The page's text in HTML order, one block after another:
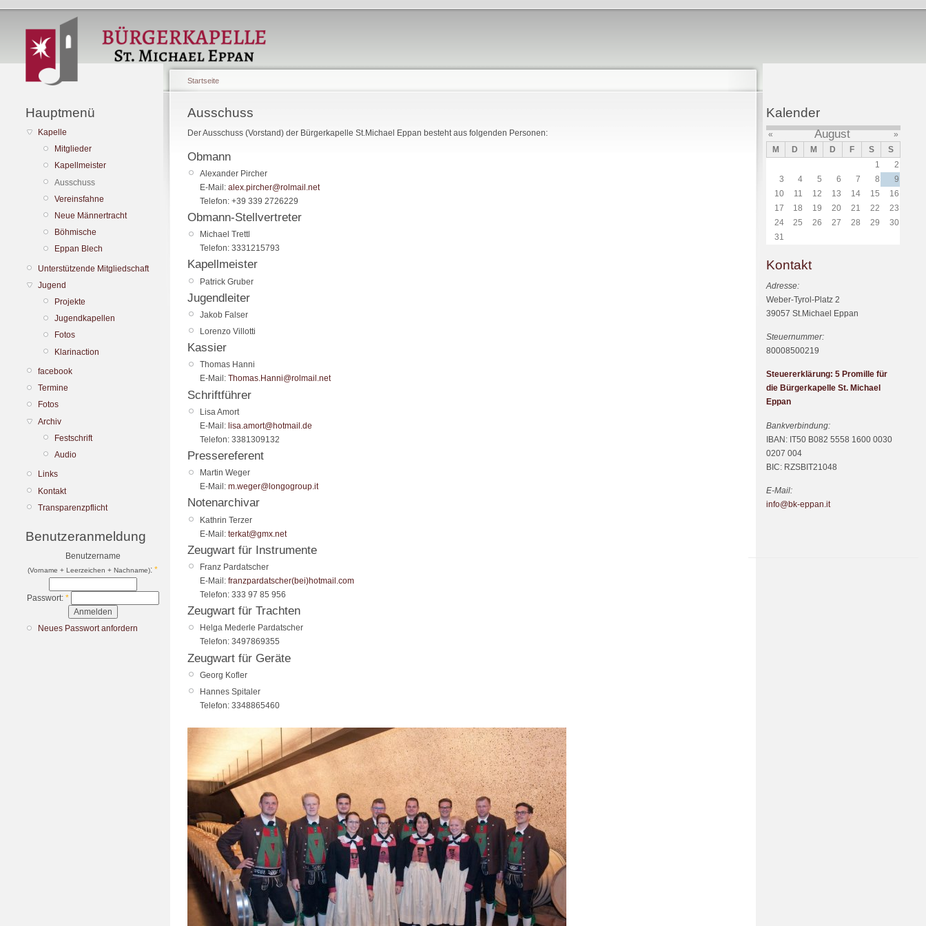
Hauptmenü
Kapelle
Mitglieder
Kapellmeister
Ausschuss
Vereinsfahne
Neue Männertracht
Böhmische
Eppan Blech
Unterstützende Mitgliedschaft
Jugend
Projekte
Jugendkapellen
Fotos
Klarinaction
facebook
Termine
Fotos
Archiv
Festschrift
Audio
Links
Kontakt
Transparenzpflicht
Benutzeranmeldung
Benutzername
(Vorname + Leerzeichen + Nachname): *
Passwort: *
Neues Passwort anfordern
Startseite
Ausschuss
Der Ausschuss (Vorstand) der Bürgerkapelle St.Michael Eppan besteht aus folgenden Personen:
Obmann
Alexander Pircher
E-Mail: alex.pircher@rolmail.net
Telefon: +39 339 2726229
Obmann-Stellvertreter
Michael Trettl
Telefon: 3331215793
Kapellmeister
Patrick Gruber
Jugendleiter
Jakob Falser
Lorenzo Villotti
Kassier
Thomas Hanni
E-Mail: Thomas.Hanni@rolmail.net
Schriftführer
LisaAmort
E-Mail: lisa.amort@hotmail.de
Telefon: 3381309132
Pressereferent
Martin Weger
E-Mail: m.weger@longogroup.it
Notenarchivar
Kathrin Terzer
E-Mail: terkat@gmx.net
Zeugwart für Instrumente
Franz Pardatscher
E-Mail: franzpardatscher(bei)hotmail.com
Telefon: 333 97 85 956
Zeugwart für Trachten
Helga Mederle Pardatscher
Telefon: 3497869355
Zeugwart für Geräte
Georg Kofler
Hannes Spitaler
Telefon: 3348865460
Kalender
« August
»
M
D M D F S
S
1
2
3
4 5 6 7 8
9
10
11 12 13 14 15
16
17
18 19 20 21 22
23
24
25 26 27 28 29
30
31
Kontakt
Adresse:
Weber-Tyrol-Platz 2
39057 St.Michael Eppan
Steuernummer:
80008500219
Steuererklärung: 5 Promille für
die Bürgerkapelle St. Michael
Eppan
Bankverbindung:
IBAN: IT50 B082 5558 1600 0030
0207 004
BIC: RZSBIT21048
E-Mail:
info@bk-eppan.it